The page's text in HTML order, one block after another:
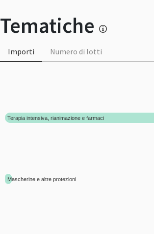
Tematiche
Importi Numero di lotti
Terapia intensiva, rianimazione e farmaci
Mascherine e altre protezioni